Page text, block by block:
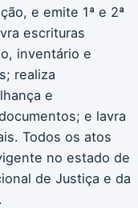
e emite 1ª e 2ª
escrituras
inventário e
realiza
e
e lavra
Todos os atos
no estado de
de Justiça e da